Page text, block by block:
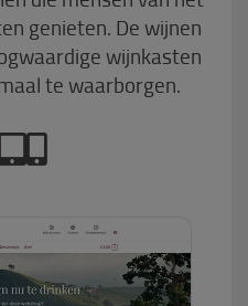
genieten. De wijnen
wijnkasten
te waarborgen.